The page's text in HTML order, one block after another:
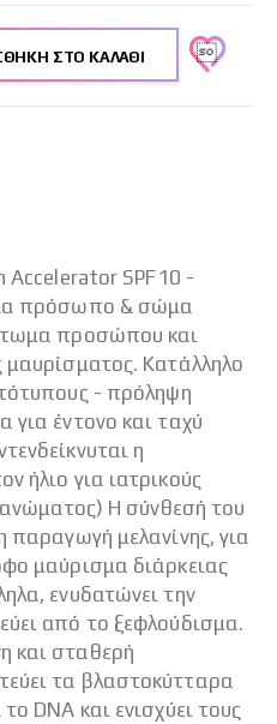
ΣΤΟ ΚΑΛΆΘΙ
Accelerator SPF10 -
πρόσωπο & σώμα
προσώπου και
Κατάλληλο
- πρόληψη
για έντονο και ταχύ
η
ήλιο για ιατρικούς
Η σύνθεσή του
παραγωγή μελανίνης, για
μαύρισμα διάρκειας
ενυδατώνει την
από το ξεφλούδισμα.
και σταθερή
τα βλαστοκύτταρα
DNA και ενισχύει τους